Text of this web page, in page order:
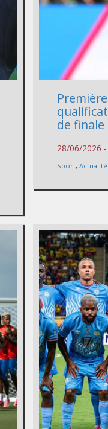
de finale
28/06/2026
Sport,Actualité